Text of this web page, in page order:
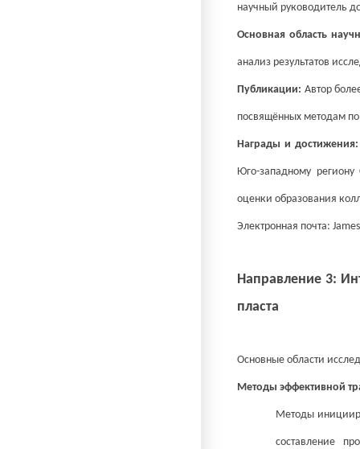
научный руководитель
Основная область
анализ результатов
Публикации: Автор
посвящённых методам
Награды и достижения:
Юго-западному
оценки образования
Электронная почта:
Направление 3:
пласта
Основные области
Методы эффективной
Методы
составление